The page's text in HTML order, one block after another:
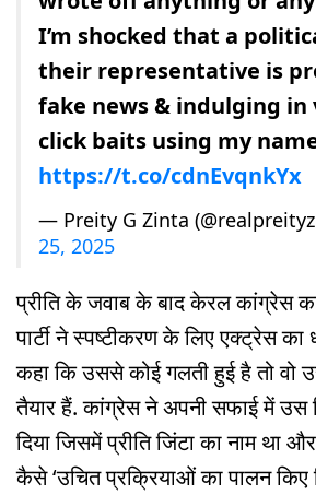
I’m shocked that a
their representative is
fake news & indulging in
click baits using my
https://t.co/cdnEvqnkYx
— Preity G Zinta
25, 2025
प्रीति के जवाब के बाद केरल कांग्रेस
पार्टी ने स्पष्टीकरण के लिए एक्ट्रेस
कहा कि उससे कोई गलती हुई है तो वो
तैयार हैं. कांग्रेस ने अपनी सफाई में उस
दिया जिसमें प्रीति जिंटा का नाम था
कैसे ‘उचित प्रक्रियाओं का पालन किए